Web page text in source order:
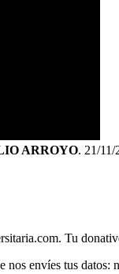
ARROYO. 21/11/
Tu
nos envíes tus